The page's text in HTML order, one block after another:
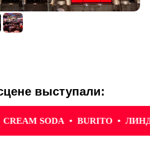
выступали:
SODA BURITO ЛИНДА